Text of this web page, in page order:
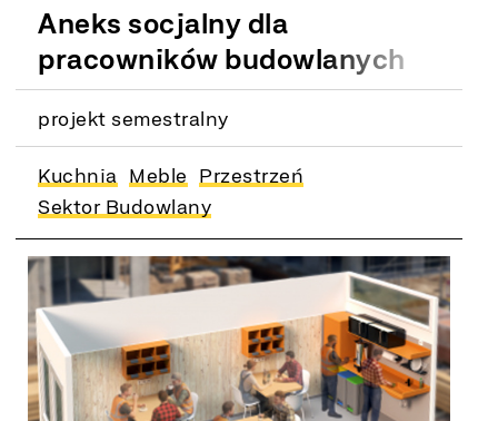
Aneks socjalny dla
pracowników budowlanych
projekt semestralny
Kuchnia Meble
Przestrzeń
Sektor Budowlany